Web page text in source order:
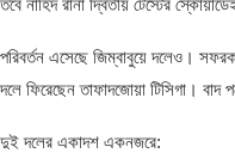
তবে নাহিদ রানা দ্বিতীয় টেস্টের
পরিবর্তন এসেছে জিম্বাবুয়ে দলেও।
দলে ফিরেছেন তাফাদজোয়া টিসিগা। বাদ
দুই দলের একাদশ একনজরে: